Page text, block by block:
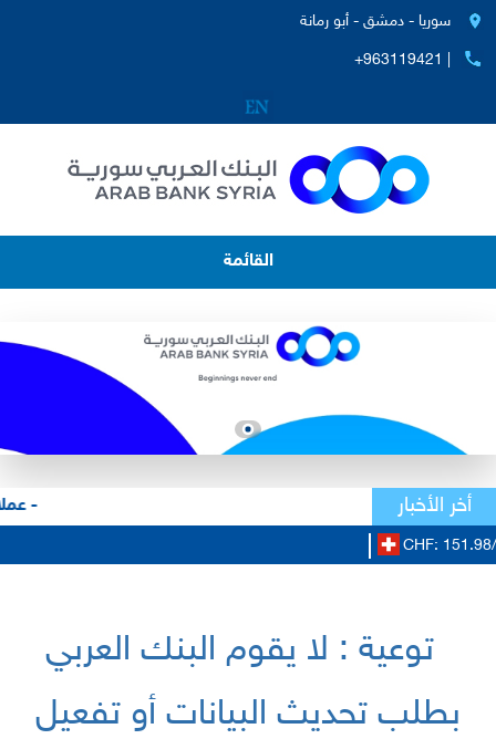
سوريا - دمشق - أبو رمانة
+963119421 |
القائمة
أخر الأخبار -
CHF:
توعية : لا يقوم البنك العربي
بطلب تحديث البيانات أو تفعيل